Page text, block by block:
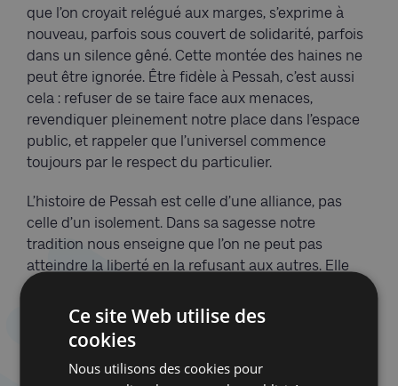
que l’on croyait relégué aux marges, s’exprime à
nouveau, parfois sous couvert de solidarité, parfois
dans un silence gêné. Cette montée des haines ne
peut être ignorée. Être fidèle à Pessah, c’est aussi
cela : refuser de se taire face aux menaces,
revendiquer pleinement notre place dans l’espace
public, et rappeler que l’universel commence
toujours par le respect du particulier.
L’histoire de Pessah est celle d’une alliance, pas
celle d’un isolement. Dans sa sagesse notre
tradition nous enseigne que l’on ne peut pas
atteindre la liberté en la refusant aux autres. Elle
été délivrés d’une servitude, mais que nous avons
été appelés à une responsabilité : celle de
participer à la construction d’un monde fondé sur
la justice, la mémoire et l’humanité. C’est pourquoi,
Ce site Web utilise des
cookies
Nous utilisons des cookies pour